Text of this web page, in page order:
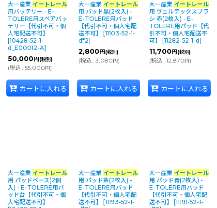
並び順:
カテゴリ:
メーカー・ブランド
絞り込む
大一産業 イートレール
用バッテリー - E-
TOLERE用スペアバッ
テリー【代引不可・個
人宅配送不可】
[10428-52-1-
d_E00012-A]
50,000円 (税別)
(税込: 55,000円)
カートに入れる
大一産業 イートレール
用 パッド黒(2枚入) -
E-TOLERE用パッド
【代引不可・個人宅配
送不可】
[11103-52-1-
d*2]
2,800円 (税別)
(税込: 3,080円)
カートに入れる
大一産業 イートレール
用 ヴェルテックスブラ
シ 赤(2枚入) - E-
TOLERE用パッド【代
引不可・個人宅配送不
可】
[11282-52-1-d]
11,700円 (税別)
(税込: 12,870円)
カートに入れる
大一産業 イートレール
用 パッドベース(2個
入) - E-TOLERE用パ
ッド台【代引不可・個
人宅配送不可】
大一産業 イートレール
用 パッド茶(2枚入) -
E-TOLERE用パッド
【代引不可・個人宅配
送不可】
[11193-52-1-
大一産業 イートレール
用 パッド青(2枚入) -
E-TOLERE用パッド
【代引不可・個人宅配
送不可】
[11191-52-1-